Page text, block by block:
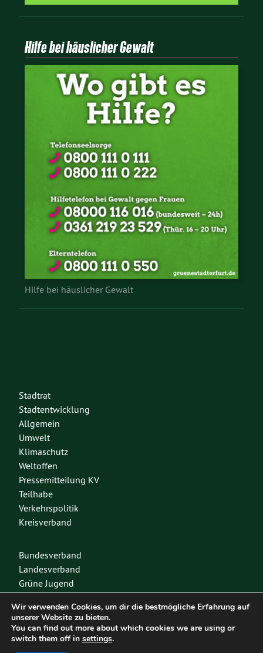
Hilfe bei häuslicher Gewalt
Hilfe bei häuslicher Gewalt
Stadtrat
Stadtentwicklung
Allgemein
Umwelt
Klimaschutz
Weltoffen
Pressemitteilung KV
Teilhabe
Verkehrspolitik
Kreisverband
Bundesverband
Landesverband
Grüne Jugend
Spenden
Mitglied werden
Wir verwenden Cookies, um dir die bestmögliche Erfahrung auf
unserer Website zu bieten.
You can find out more about which cookies we are using or
switch them off in settings.